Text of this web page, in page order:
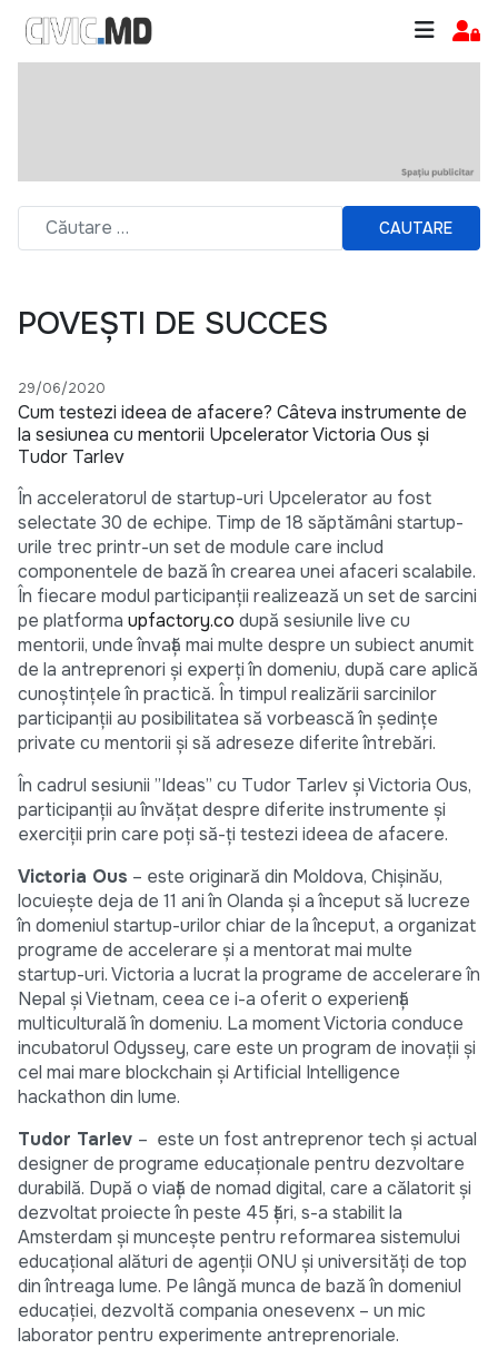
CAUTARE
POVEȘTI DE SUCCES
29/06/2020
Cum testezi ideea de afacere? Câteva instrumente de
la sesiunea cu mentorii Upcelerator Victoria Ous și
Tudor Tarlev
În acceleratorul de startup-uri Upcelerator au fost
selectate 30 de echipe. Timp de 18 săptămâni startup-
urile trec printr-un set de module care includ
componentele de bază în crearea unei afaceri scalabile.
În fiecare modul participanții realizează un set de sarcini
pe platforma upfactory.co după sesiunile live cu
mentorii, unde învață mai multe despre un subiect anumit
de la antreprenori și experți în domeniu, după care aplică
cunoștințele în practică. În timpul realizării sarcinilor
participanții au posibilitatea să vorbească în ședințe
private cu mentorii și să adreseze diferite întrebări.
În cadrul sesiunii ”Ideas” cu Tudor Tarlev și Victoria Ous,
participanții au învățat despre diferite instrumente și
exerciții prin care poți să-ți testezi ideea de afacere.
Victoria Ous – este originară din Moldova, Chișinău,
locuiește deja de 11 ani în Olanda și a început să lucreze
în domeniul startup-urilor chiar de la început, a organizat
programe de accelerare și a mentorat mai multe
startup-uri. Victoria a lucrat la programe de accelerare în
Nepal și Vietnam, ceea ce i-a oferit o experiență
multiculturală în domeniu. La moment Victoria conduce
incubatorul Odyssey, care este un program de inovații și
cel mai mare blockchain și Artificial Intelligence
hackathon din lume.
Tudor Tarlev – este un fost antreprenor tech și actual
designer de programe educaționale pentru dezvoltare
durabilă. După o viață de nomad digital, care a călatorit și
dezvoltat proiecte în peste 45 țări, s-a stabilit la
Amsterdam și muncește pentru reformarea sistemului
educațional alături de agenții ONU și universități de top
din întreaga lume. Pe lângă munca de bază în domeniul
educației, dezvoltă compania onesevenx – un mic
laborator pentru experimente antreprenoriale.